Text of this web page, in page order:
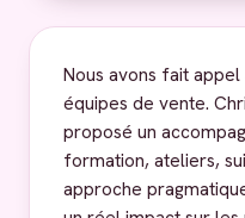
Nous avons fait
équipes de vente.
proposé un
formation, ateliers,
approche